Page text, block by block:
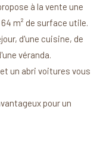
à la vente une
m² de surface utile.
d'une cuisine, de
véranda.
un abri voitures vous
pour un